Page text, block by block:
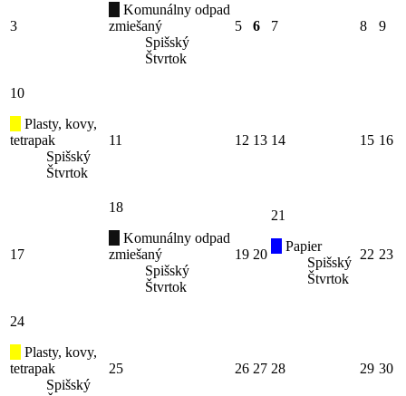
3
Komunálny odpad
zmiešaný
Spišský
Štvrtok
5 6 7 8 9
10
Plasty, kovy,
tetrapak
Spišský
Štvrtok
11 12 13 14 15 16
17
18
Komunálny odpad
zmiešaný
Spišský
Štvrtok
19 20
21
Papier
Spišský
Štvrtok
22 23
24
Plasty, kovy,
tetrapak
Spišský
25 26 27 28 29 30